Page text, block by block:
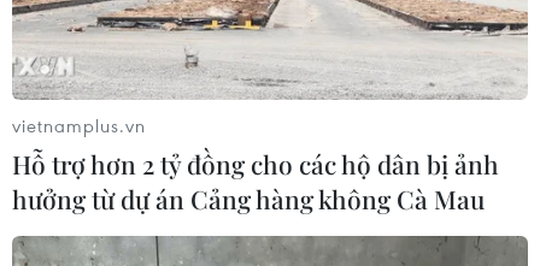
vietnamplus.vn
Hỗ trợ hơn 2 tỷ đồng cho các hộ dân bị ảnh
hưởng từ dự án Cảng hàng không Cà Mau